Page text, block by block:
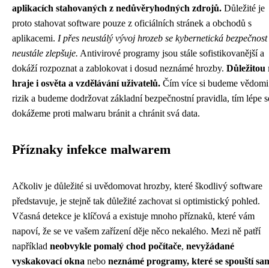
aplikacích stahovaných z nedůvěryhodných zdrojů. Důležité je
proto stahovat software pouze z oficiálních stránek a obchodů s
aplikacemi. I přes neustálý vývoj hrozeb se kybernetická bezpečnost
neustále zlepšuje. Antivirové programy jsou stále sofistikovanější a
dokáží rozpoznat a zablokovat i dosud neznámé hrozby. Důležitou
hraje i osvěta a vzdělávání uživatelů. Čím více si budeme vědomi
rizik a budeme dodržovat základní bezpečnostní pravidla, tím lépe
dokážeme proti malwaru bránit a chránit svá data.
Příznaky infekce malwarem
Ačkoliv je důležité si uvědomovat hrozby, které škodlivý software
představuje, je stejně tak důležité zachovat si optimistický pohled.
Včasná detekce je klíčová a existuje mnoho příznaků, které vám
napoví, že se ve vašem zařízení děje něco nekalého. Mezi ně patří
například neobvykle pomalý chod počítače, nevyžádané
vyskakovací okna nebo neznámé programy, které se spouští